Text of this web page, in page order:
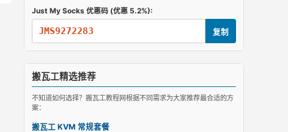
Just My Socks 优惠码 (优惠 5.2%):
JMS9272283 复制
搬瓦工精选推荐
不知道如何选择？搬瓦工教程网根据不同需求为大家推荐最合适的方
案：
搬瓦工 KVM 常规套餐